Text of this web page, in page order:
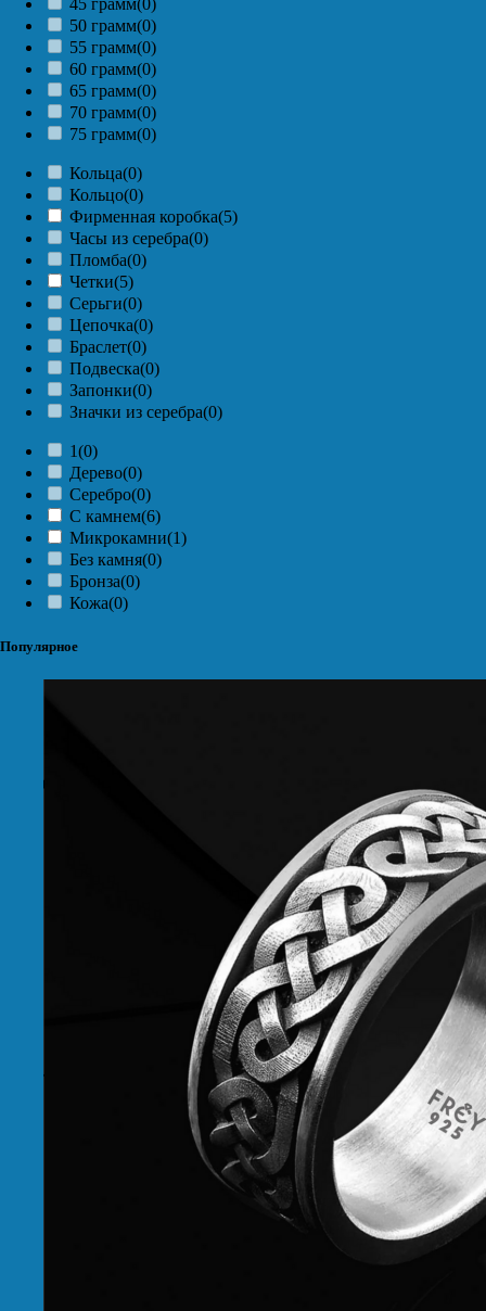
45 грамм(0)
50 грамм(0)
55 грамм(0)
60 грамм(0)
65 грамм(0)
70 грамм(0)
75 грамм(0)
Кольца(0)
Кольцо(0)
Фирменная коробка(5)
Часы из серебра(0)
Пломба(0)
Четки(5)
Серьги(0)
Цепочка(0)
Браслет(0)
Подвеска(0)
Запонки(0)
Значки из серебра(0)
1(0)
Дерево(0)
Серебро(0)
С камнем(6)
Микрокамни(1)
Без камня(0)
Бронза(0)
Кожа(0)
Популярное